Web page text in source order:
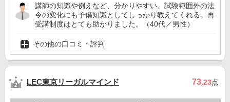
講師の知識や例えなど、分かりやすい。試験範囲外の法
令の変化にも予備知識としてしっかり教えてくれる。再
受講制度はとても助かりました。（40代／男性）
その他の口コミ・評判
LEC東京リーガルマインド 73.23点